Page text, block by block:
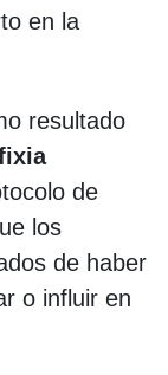
en la
resultado
de
los
de haber
o influir en